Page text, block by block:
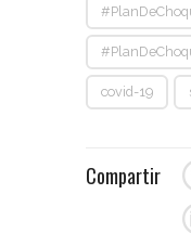
covid-19
Compartir